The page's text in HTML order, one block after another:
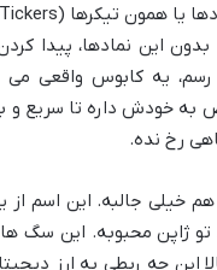
این نمادها، پیدا
یه کابوس واقعی می
به خودش داره تا سریع و
رخ نده.
هم خیلی جالبه. این اسم از
ژاپن محبوبه. این سگ
این چه ربطی به ارز